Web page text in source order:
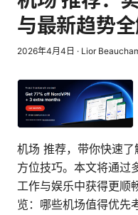
与最新趋势
2026年4月4日 · Lior
机场 推荐，带你快速
方位技巧。本文将通过
工作与娱乐中获得更顺
览：哪些机场值得优先